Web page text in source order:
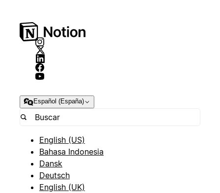
Español (España)
English (US)
Bahasa Indonesia
Dansk
Deutsch
English (UK)